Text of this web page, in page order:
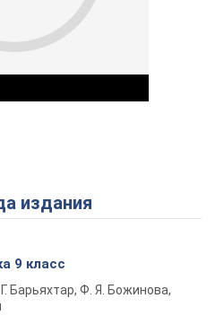
Play Video
издания
9 класс
Г. Барьяхтар, Ф. Я. Божинова,